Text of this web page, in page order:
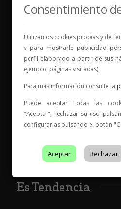
Vinos para compartir
Elige tu vino, con quién
nueva historia.
* Web con contenido para mayores de
con acreditación Nº 199/C-PR401
Es Tendencia
Consentimiento
Utilizamos cookies propias y de
y para mostrarle publicidad
perfil elaborado a partir de sus
ejemplo, páginas visitadas).
Para más información consulte la
Puede aceptar todas las
"Aceptar", rechazar su uso
configurarlas pulsando el botón
Aceptar Rechazar